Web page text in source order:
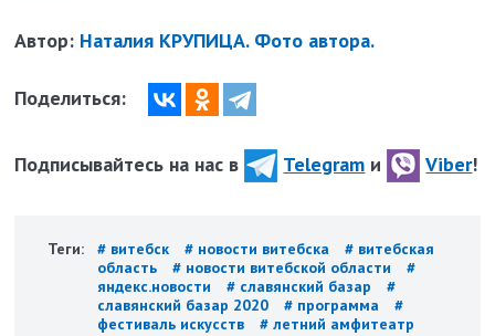
Автор: Наталия КРУПИЦА. Фото автора.
Поделиться:
Подписывайтесь на нас в Telegram и Viber!
Теги: # витебск # новости витебска
# витебская
область
# новости витебской области
#
яндекс.новости
# славянский базар
#
славянский базар 2020
# программа
#
фестиваль искусств
# летний амфитеатр